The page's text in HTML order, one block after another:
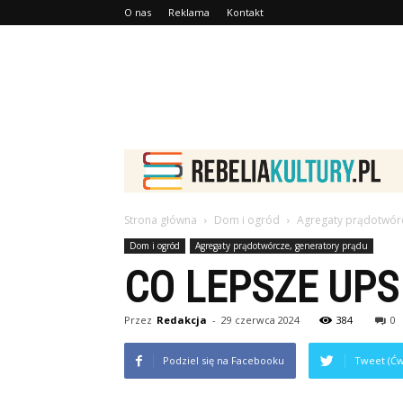
O nas Reklama Kontakt
Strona główna Dom i ogród Agregaty
Dom i ogród Agregaty prądotwórcze, generatory prądu
CO LEPSZE
Przez Redakcja - 29 czerwca 2024 384 0
Podziel się na Facebooku Tweet